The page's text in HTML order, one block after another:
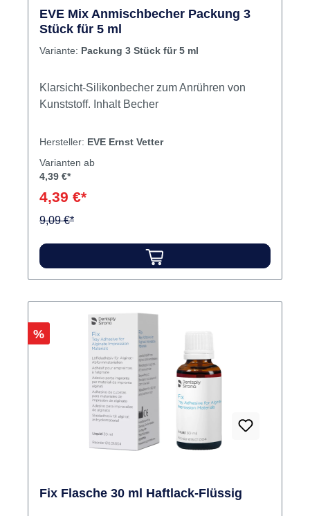
EVE Mix Anmischbecher Packung 3
Stück für 5 ml
Variante: Packung 3 Stück für 5 ml
Klarsicht-Silikonbecher zum Anrühren von
Kunststoff. Inhalt Becher
Hersteller: EVE Ernst Vetter
Varianten ab
4,39 €*
4,39 €*
9,09 €*
Rabatt
%
Fix Flasche 30 ml Haftlack-Flüssig